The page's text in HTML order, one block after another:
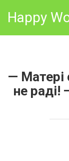
Happy
— Матері
не раді!